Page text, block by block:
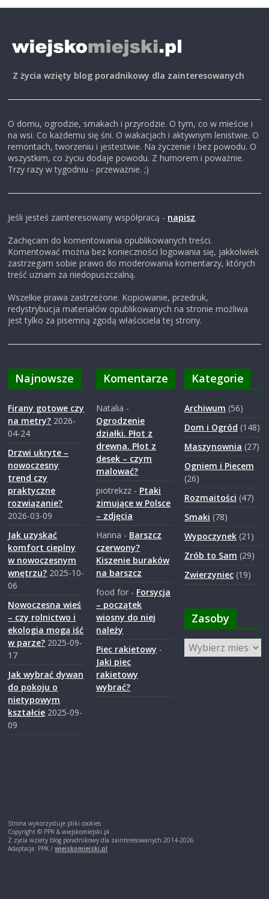
j
s
k
i
,
b
l
o
g
c
z
a
r
o
d
z
i
e
j
s
k
i
i
e
Z życia wzięty blog poradnikowy dla zainteresowanych
O domu, ogrodzie, smakach i przyrodzie. O tym, co w mieście i
na wsi. Co każdemu się śni. O wakacjach i aktywnym lenistwie. O
remontach, tworzeniu i jestestwie. Na życzenie i bez powodu. O
wszystkim, co życiu dodaje powodu. Z humorem i poważnie.
Trzy razy w tygodniu - przeważnie. ;)
Jeśli jesteś zainteresowany współpracą - napisz.
Zachęcam do komentowania opublikowanych treści.
Komentować można bez konieczności logowania się, jakkolwiek
zastrzegam sobie prawo do moderowania komentarzy, których
treść uznam za niedopuszczalną.
Wszelkie prawa zastrzeżone. Kopiowanie, przedruk,
redystrybucja materiałów opublikowanych na stronie możliwa
jest tylko za pisemną zgodą właściciela tej strony.
Najnowsze
Firany gotowe czy
na metry? 2026-
04-24
Drzwi ukryte –
nowoczesny
trend czy
praktyczne
rozwiązanie?
2026-03-09
Jak uzyskać
komfort cieplny
w nowoczesnym
wnętrzu? 2025-10-
06
Nowoczesna wieś
– czy rolnictwo i
ekologia mogą iść
w parze? 2025-09-
17
Jak wybrać dywan
do pokoju o
nietypowym
kształcie 2025-09-
09
Komentarze
Natalia -
Ogrodzenie
działki. Płot z
drewna. Płot z
desek – czym
malować?
piotrekzz - Ptaki
zimujące w Polsce
– zdjęcia
Hanna - Barszcz
czerwony?
Kiszenie buraków
na barszcz
food for - Forsycja
– początek
wiosny do niej
należy
Piec rakietowy -
Jaki piec
rakietowy
wybrać?
Kategorie
Archiwum (56)
Dom i Ogród (148)
Maszynownia (27)
Ogniem i Piecem
(26)
Rozmaitości (47)
Smaki (78)
Wypoczynek(21)
Zrób to Sam (29)
Zwierzyniec(19)
Zasoby
Zasoby
Strona wykorzystuje pliki cookies
Copyright © PPK & wiejskomiejski.pl
Z zycia wziety blog poradnikowy dla zainteresowanych 2014-2026
Adaptacja: PPK /wiejskomiejski.pl